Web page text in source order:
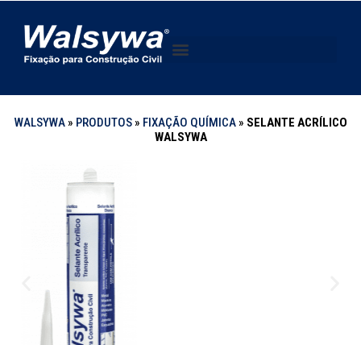
WALSYWA» PRODUTOS» FIXAÇÃO QUÍMICA» SELANTE ACRÍLICO
WALSYWA